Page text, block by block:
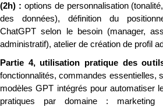
(2h) : options de personnalisation
des données), définition du
ChatGPT selon le besoin (manager,
administratif), atelier de création de profil
Partie 4, utilisation pratique des
fonctionnalités, commandes essentielles,
modèles GPT intégrés pour automatiser
pratiques par domaine : marketing